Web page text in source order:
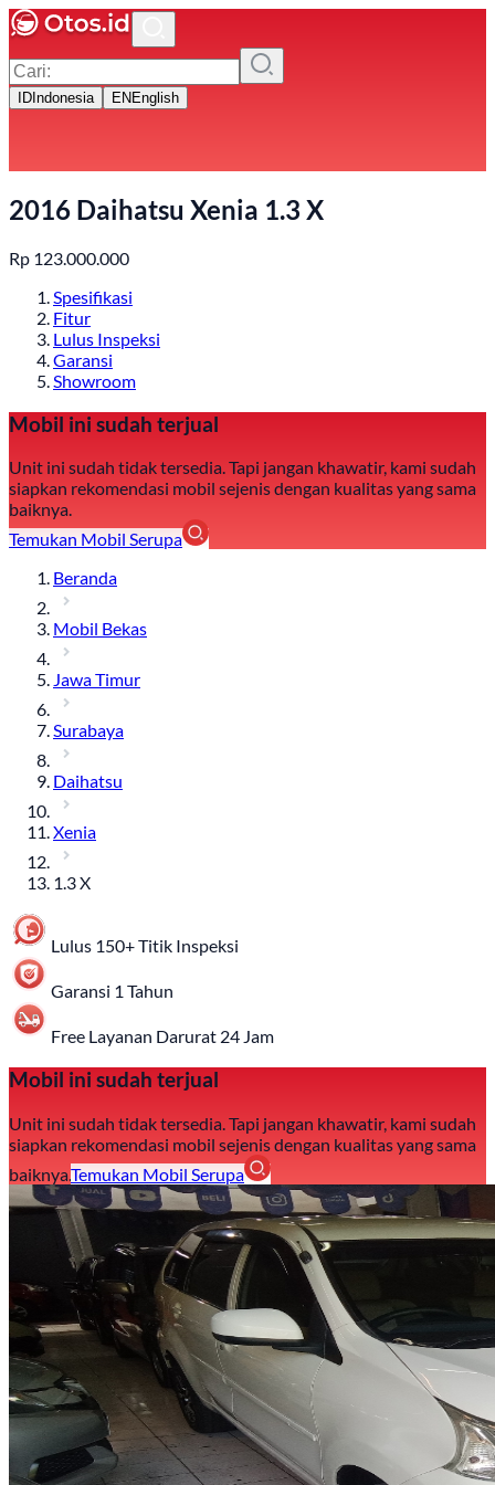
ID Indonesia EN English
2016 Daihatsu Xenia 1.3 X
Rp 123.000.000
Spesifikasi
Fitur
Lulus Inspeksi
Garansi
Showroom
Mobil ini sudah terjual
Unit ini sudah tidak tersedia. Tapi jangan khawatir, kami sudah
siapkan rekomendasi mobil sejenis dengan kualitas yang sama
baiknya.
Temukan Mobil Serupa
Beranda
Mobil Bekas
Jawa Timur
Surabaya
Daihatsu
Xenia
1.3 X
Lulus 150+ Titik Inspeksi
Garansi 1 Tahun
Free Layanan Darurat 24 Jam
Mobil ini sudah terjual
Unit ini sudah tidak tersedia. Tapi jangan khawatir, kami sudah
siapkan rekomendasi mobil sejenis dengan kualitas yang sama
baiknya.Temukan Mobil Serupa